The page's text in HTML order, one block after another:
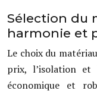
Sélection du
harmonie et
Le choix du
prix, l’isolation et
économique et